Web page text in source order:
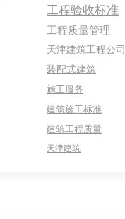
工程验收标准
工程质量管理
天津建筑工程公司
装配式建筑
施工服务
建筑施工标准
建筑工程质量
天津建筑